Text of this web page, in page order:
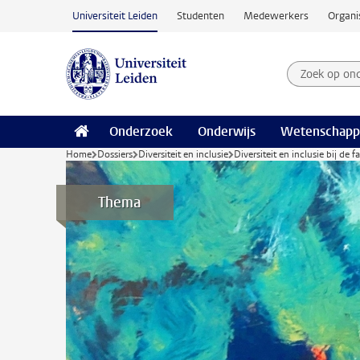
Ga naar hoofdinhoud
Universiteit Leiden Studenten Medewerkers
Zoek op
Zoekterm
Onderzoek Onderwijs
Home Dossiers Diversiteit en inclusie Diversiteit en inclusie bij de
Thema